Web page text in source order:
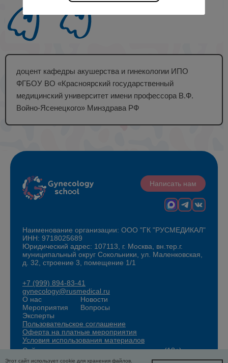
доцент кафедры акушерства и гинекологии ИПО
ФГБОУ ВО «Красноярский государственный
медицинский университет имени профессора В.Ф.
Войно-Ясенецкого» Минздрава РФ
Написать нам
Наименование организации: ООО "ГК "РУСМЕДИКАЛ"
ИНН: 9718025689
Юридический адрес: 107113, г. Москва, вн.тер.г.
муниципальный округ Сокольники, ул. Маленковская,
д. 32, строение 3, помещение 1/1
+7 (999) 894-83-41
gynecology@rusmedical.ru
О нас
Мероприятия
Эксперты
Новости
Вопросы
Пользовательское соглашение
Оферта на платные мероприятия
Условия использования материалов
Сайт для специалистов здравоохранения (18+)
Этот сайт использует cookie для хранения файлов.